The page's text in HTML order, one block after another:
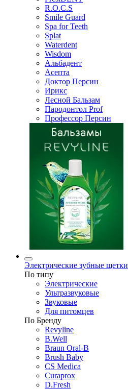
R.O.C.S
Smile Guard
Spa for Teeth
Splat
Waterdent
Wisdom
Альбадент
Асепта
Доктор Персин
Ирикс
Лесной Бальзам
Пародонтол Prof
Профессор Персин
Электрические зубные щетки
По типу
Электрические
Ультразвуковые
Звуковые
Для питомцев
По Бренду
Revyline
B.Well
Braun Oral-B
Brush Baby
CS Medica
Curaprox
D.Fresh